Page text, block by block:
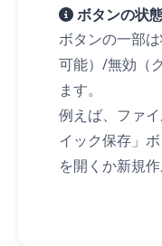
ボタンの状
ボタンの一部
可能）/無効（
ます。
例えば、ファ
イック保存」
を開くか新規